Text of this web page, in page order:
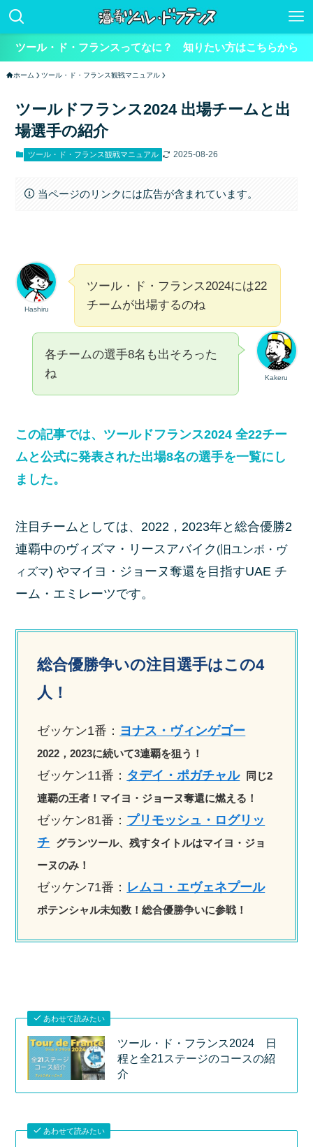
ツール・ド・フランスってなに？ 知りたい方はこちらから
ホーム ツール・ド・フランス観戦マニュアル
ツールドフランス2024 出場チームと出
場選手の紹介
ツール・ド・フランス観戦マニュアル 2025-08-26
当ページのリンクには広告が含まれています。
Hashiru
ツール・ド・フランス2024には22
チームが出場するのね
Kakeru
各チームの選手8名も出そろった
ね
この記事では、ツールドフランス2024 全22チー
ムと公式に発表された出場8名の選手を一覧にし
ました。
注目チームとしては、2022，2023年と総合優勝2
連覇中のヴィズマ・リースアバイク (旧ユンボ・ヴ
ィズマ) やマイヨ・ジョーヌ奪還を目指すUAE チ
ーム・エミレーツです。
総合優勝争いの注目選手はこの4
人！
ゼッケン1番： ヨナス・ヴィンゲゴー
2022，2023に続いて3連覇を狙う！
ゼッケン11番： タデイ・ポガチャル
同じ2
連覇の王者！マイヨ・ジョーヌ奪還に燃える！
ゼッケン81番： プリモッシュ・ログリッ
チ グランツール、残すタイトルはマイヨ・ジョ
ーヌのみ！
ゼッケン71番： レムコ・エヴェネプール
ポテンシャル未知数！総合優勝争いに参戦！
あわせて読みたい
ツール・ド・フランス2024 日
程と全21ステージのコースの紹
介
あわせて読みたい